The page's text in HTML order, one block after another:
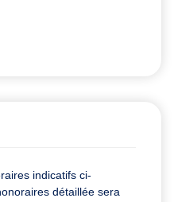
indicatifs ci-
détaillée sera